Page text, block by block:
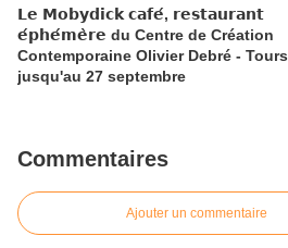
𝗟𝗲 𝗠𝗼𝗯𝘆𝗱𝗶𝗰𝗸 𝗰𝗮𝗳𝗲́, 𝗿𝗲𝘀𝘁𝗮𝘂𝗿𝗮𝗻𝘁
𝗲́𝗽𝗵𝗲́𝗺𝗲̀𝗿𝗲 du Centre de Création
Contemporaine Olivier Debré - Tours
jusqu'au 27 septembre
Commentaires
Ajouter un commentaire